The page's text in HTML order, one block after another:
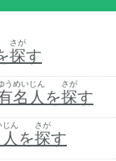
探
さが
す
名人
うめいじん
を探
さが
す
ん
を探
さが
す